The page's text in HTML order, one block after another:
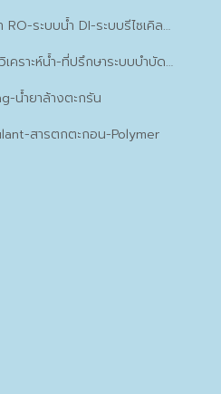
ระบบน้ำ DI-ระบบรีไซเคิลน้ำเสีย
าะห์น้ำ-ที่ปรึกษาระบบบำบัดน้ำเสีย
น้ำยาล้างตะกรัน
สารตกตะกอน-Polymer